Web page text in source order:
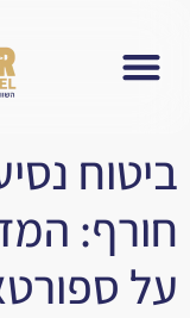
ביטוח
חורף:
על